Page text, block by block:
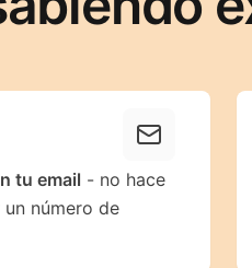
tu email - no hace
número de